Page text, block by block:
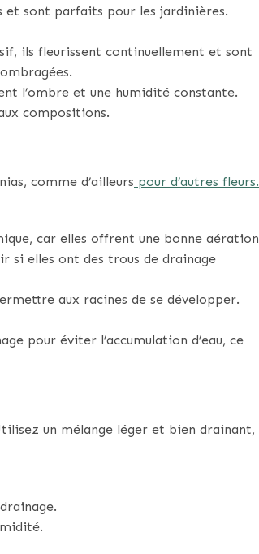
et sont parfaits pour les jardinières.
ils fleurissent continuellement et sont
l’ombre et une humidité constante.
compositions.
comme d’ailleurs pour d’autres fleurs.
car elles offrent une bonne aération
si elles ont des trous de drainage
aux racines de se développer.
pour éviter l’accumulation d’eau, ce
un mélange léger et bien drainant,